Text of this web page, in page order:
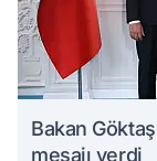
Bakan
mesajı verdi